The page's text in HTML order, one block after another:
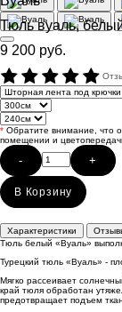
Тюль вуаль,
9 200 руб.
* Обратите внимание, что
помещении и
- +
В Корзину
Характеристики
Тюль белый «Вуаль»
Турецкий тюль «Вуаль» -
Мягко рассеивает
край тюля обработан
предотвращает подъем